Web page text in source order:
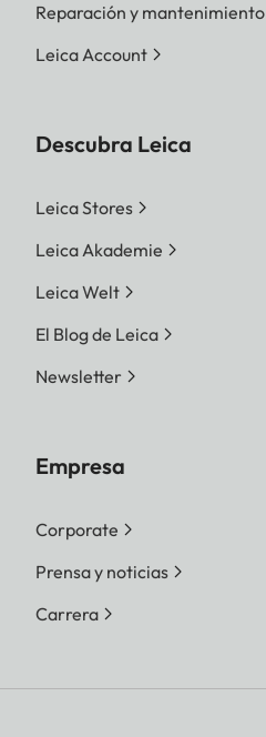
Reparación y mantenimiento
Leica Account
Descubra Leica
Leica Stores
Leica Akademie
Leica Welt
El Blog de Leica
Newsletter
Empresa
Corporate
Prensa y noticias
Carrera